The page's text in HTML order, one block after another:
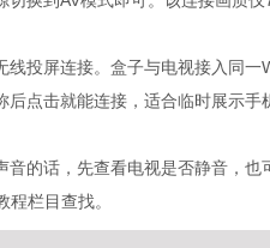
线投屏连接。盒子与电视接入同一
后点击就能连接，适合临时展示手
音的话，先查看电视是否静音，也
程栏目查找。